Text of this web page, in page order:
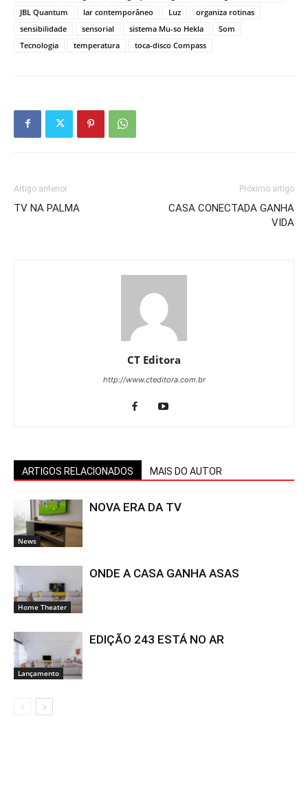
JBL Quantum
lar contemporâneo Luz
organiza rotinas
sensibilidade
sensorial sistema Mu-so Hekla
Som
Tecnologia
temperatura toca-disco Compass
Artigo anterior
TV NA PALMA
Próximo artigo
CASA CONECTADA GANHA
VIDA
CT Editora
http://www.cteditora.com.br
ARTIGOS RELACIONADOS MAIS DO AUTOR
News
NOVA ERA DA TV
Home Theater
ONDE A CASA GANHA ASAS
Lançamento
EDIÇÃO 243 ESTÁ NO AR